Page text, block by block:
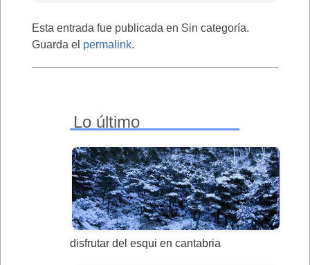
Esta entrada fue publicada en Sin categoría.
Guarda el permalink.
Lo último
disfrutar del esqui en cantabria